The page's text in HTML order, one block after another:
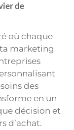
de
où chaque
marketing
des
en un
décision et
d’achat.